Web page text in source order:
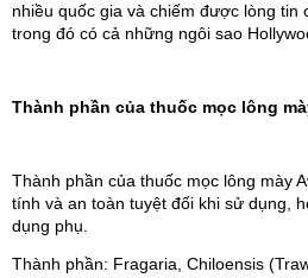
nhiều quốc gia và chiếm được lòng tin
trong đó có cả những ngôi sao
Thành phần của thuốc mọc lông
Thành phần của thuốc mọc lông mày
tính và an toàn tuyệt đối khi sử dụng,
dụng phụ.
Thành phần: Fragaria, Chiloensis